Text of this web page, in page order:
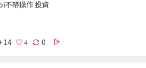
不帶操作 投資
14 0